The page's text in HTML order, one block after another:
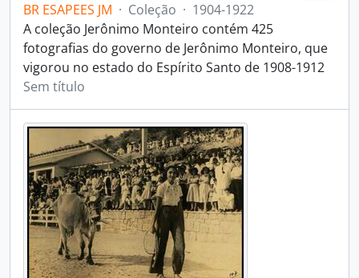
BR ESAPEES JM · Coleção · 1904-1922
A coleção Jerônimo Monteiro contém 425
fotografias do governo de Jerônimo Monteiro, que
vigorou no estado do Espírito Santo de 1908-1912
Sem título